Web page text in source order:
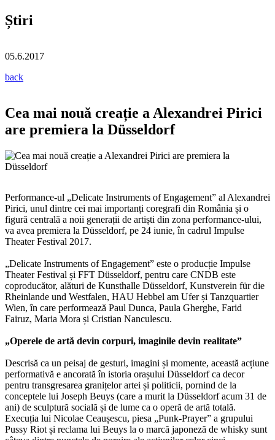
Știri
05.6.2017
back
Cea mai nouă creație a Alexandrei Pirici
are premiera la Düsseldorf
Performance-ul „Delicate Instruments of Engagement” al Alexandrei
Pirici, unul dintre cei mai importanți coregrafi din România și o
figură centrală a noii generații de artiști din zona performance-ului,
va avea premiera la Düsseldorf, pe 24 iunie, în cadrul Impulse
Theater Festival 2017.
„Delicate Instruments of Engagement” este o producție Impulse
Theater Festival și FFT Düsseldorf, pentru care CNDB este
coproducător, alături de Kunsthalle Düsseldorf, Kunstverein für die
Rheinlande und Westfalen, HAU Hebbel am Ufer și Tanzquartier
Wien, în care performează Paul Dunca, Paula Gherghe, Farid
Fairuz, Maria Mora și Cristian Nanculescu.
„Operele de artă devin corpuri, imaginile devin realitate”
Descrisă ca un peisaj de gesturi, imagini și momente, această acțiune
performativă e ancorată în istoria orașului Düsseldorf ca decor
pentru transgresarea granițelor artei și politicii, pornind de la
conceptele lui Joseph Beuys (care a murit la Düsseldorf acum 31 de
ani) de sculptură socială și de lume ca o operă de artă totală.
Execuția lui Nicolae Ceaușescu, piesa „Punk-Prayer” a grupului
Pussy Riot și reclama lui Beuys la o marcă japoneză de whisky sunt